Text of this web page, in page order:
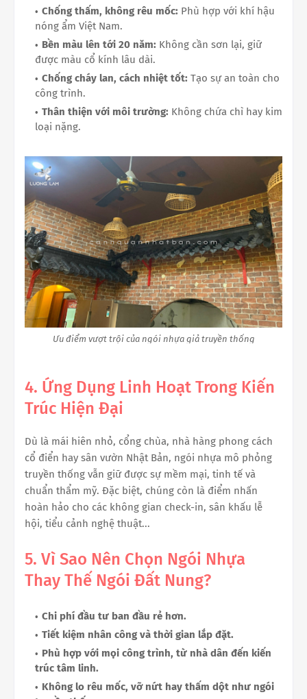
Chống thấm, không rêu mốc: Phù hợp với khí hậu
nóng ẩm Việt Nam.
Bền màu lên tới 20 năm: Không cần sơn lại, giữ
được màu cổ kính lâu dài.
Chống cháy lan, cách nhiệt tốt: Tạo sự an toàn cho
công trình.
Thân thiện với môi trường: Không chứa chì hay kim
loại nặng.
Ưu điểm vượt trội của ngói nhựa giả truyền thống
4. Ứng Dụng Linh Hoạt Trong Kiến
Trúc Hiện Đại
Dù là mái hiên nhỏ, cổng chùa, nhà hàng phong cách
cổ điển hay sân vườn Nhật Bản, ngói nhựa mô phỏng
truyền thống vẫn giữ được sự mềm mại, tinh tế và
chuẩn thẩm mỹ. Đặc biệt, chúng còn là điểm nhấn
hoàn hảo cho các không gian check-in, sân khấu lễ
hội, tiểu cảnh nghệ thuật...
5. Vì Sao Nên Chọn Ngói Nhựa
Thay Thế Ngói Đất Nung?
Chi phí đầu tư ban đầu rẻ hơn.
Tiết kiệm nhân công và thời gian lắp đặt.
Phù hợp với mọi công trình, từ nhà dân đến kiến
trúc tâm linh.
Không lo rêu mốc, vỡ nứt hay thấm dột như ngói